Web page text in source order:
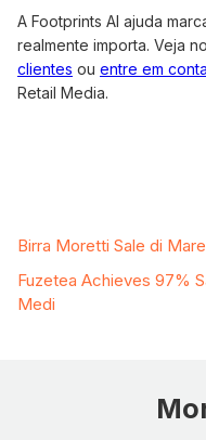
A Footprints AI ajuda
realmente importa. Veja
clientes ou entre em
Retail Media.
Birra Moretti Sale di
Fuzetea Achieves 97%
Medi